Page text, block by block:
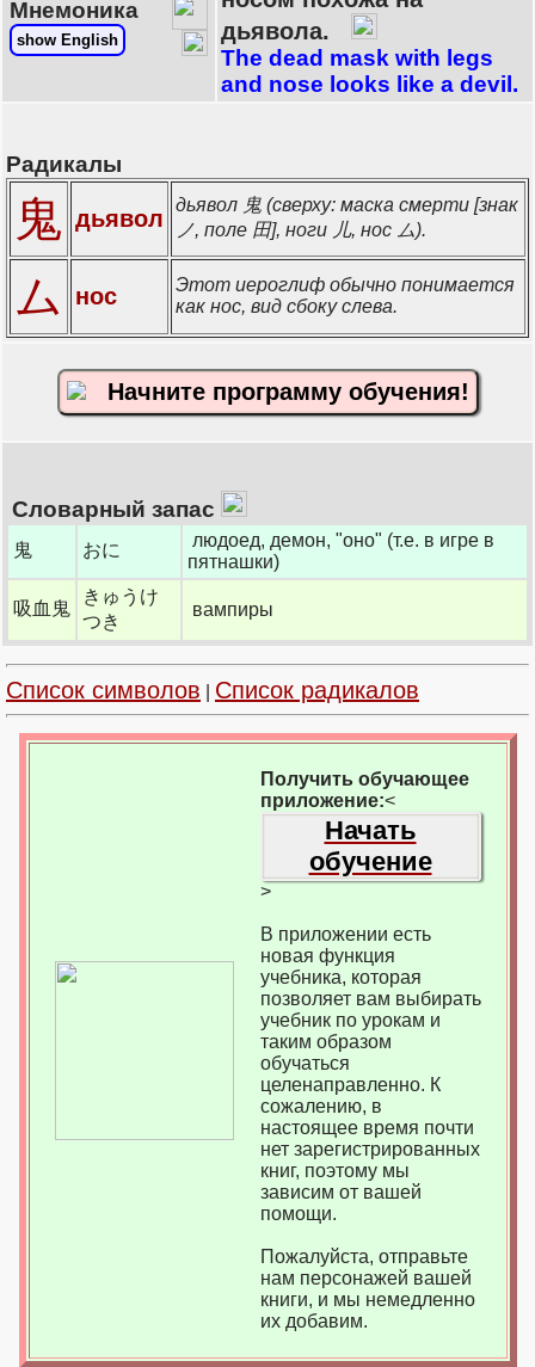
Мнемоника
show English
дьявола.
The dead mask with legs
and nose looks like a devil.
Радикалы
鬼 дьявол
дьявол 鬼 (сверху: маска смерти [знак
ノ, поле 田], ноги 儿, нос ム).
ム нос
Этот иероглиф обычно понимается
как нос, вид сбоку слева.
Начните программу обучения!
Словарный запас
鬼 おに
людоед, демон, "оно" (т.е. в игре в
пятнашки)
吸血鬼
きゅうけ
つき
вампиры
Список символов Список радикалов
Получить обучающее
приложение:<
Начать
обучение
>
В приложении есть
новая функция
учебника, которая
позволяет вам выбирать
учебник по урокам и
таким образом
обучаться
целенаправленно. К
сожалению, в
настоящее время почти
нет зарегистрированных
книг, поэтому мы
зависим от вашей
помощи.
Пожалуйста, отправьте
нам персонажей вашей
книги, и мы немедленно
их добавим.